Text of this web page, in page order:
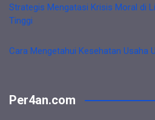
Strategis Mengatasi Krisis Moral di
Tinggi
Cara Mengetahui Kesehatan Usaha
Per4an.com